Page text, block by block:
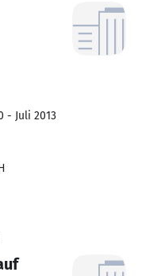
- Juli 2013